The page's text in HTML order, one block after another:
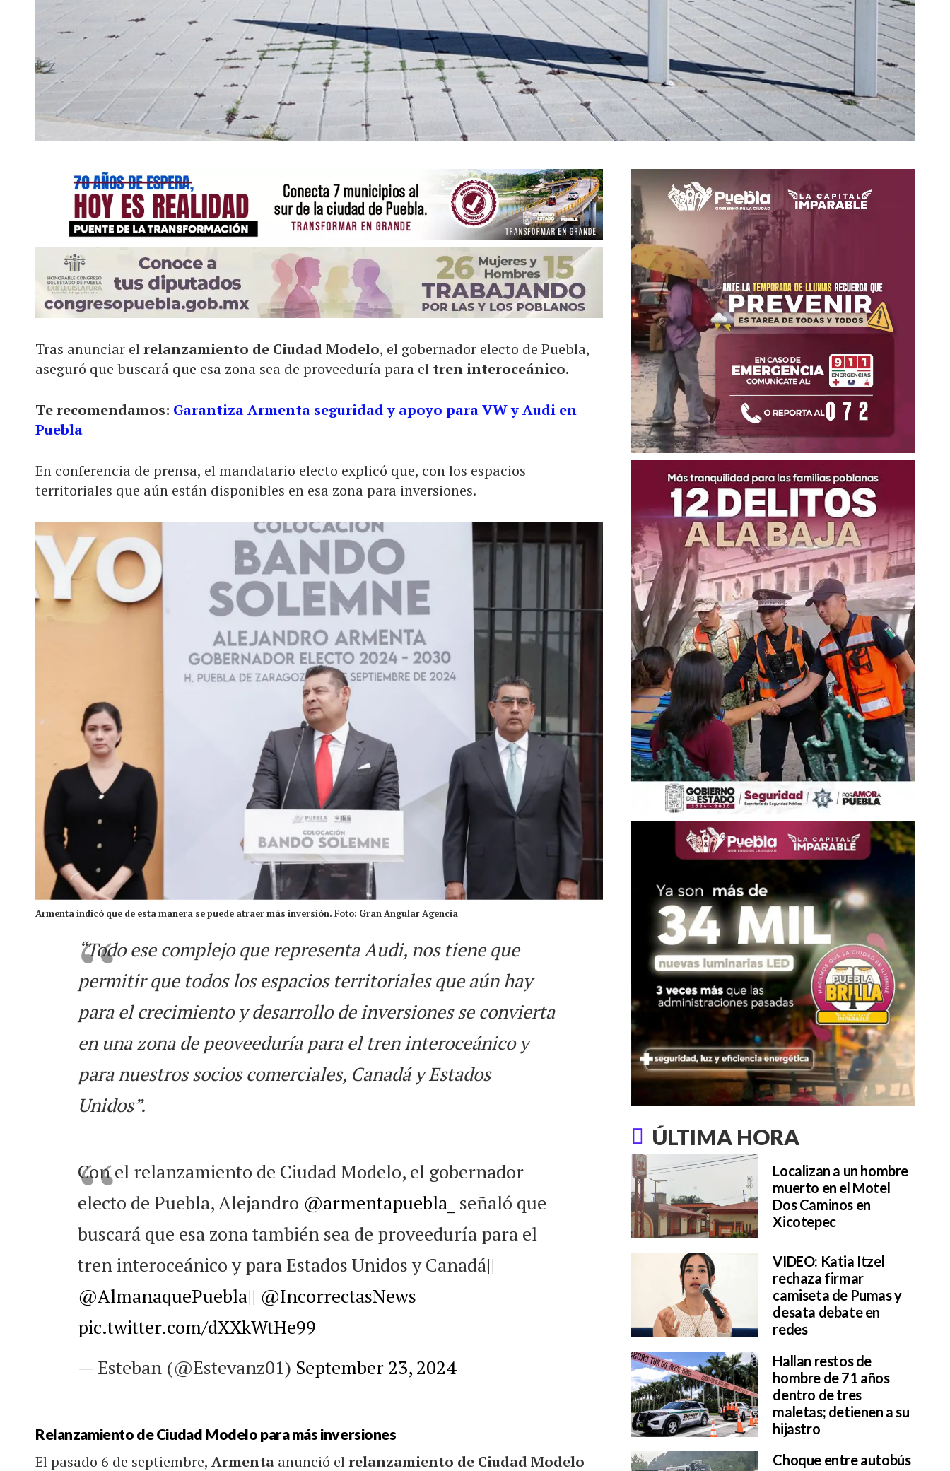
Tras anunciar elrelanzamiento de Ciudad Modelo, el gobernador electo de Puebla,
aseguró que buscará que esa zona sea de proveeduría para el tren interoceánico.
Te recomendamos: Garantiza Armenta seguridad y apoyo para VW y Audi en
Puebla
En conferencia de prensa, el mandatario electo explicó que, con los espacios
territoriales que aún están disponibles en esa zona para inversiones.
Armenta indicó que de esta manera se puede atraer más inversión. Foto: Gran Angular Agencia
“Todo ese complejo que representa Audi, nos tiene que
permitir que todos los espacios territoriales que aún hay
para el crecimiento y desarrollo de inversiones se convierta
en una zona de peoveeduría para el tren interoceánico y
para nuestros socios comerciales, Canadá y Estados
Unidos”.
Con el relanzamiento de Ciudad Modelo, el gobernador
electo de Puebla, Alejandro @armentapuebla_ señaló que
buscará que esa zona también sea de proveeduría para el
tren interoceánico y para Estados Unidos y Canadá||
@AlmanaquePuebla|| @IncorrectasNews
pic.twitter.com/dXXkWtHe99
— Esteban (@Estevanz01) September 23, 2024
Relanzamiento de Ciudad Modelo para más inversiones
El pasado 6 de septiembre, Armenta anunció elrelanzamiento de Ciudad Modelo
ÚLTIMA HORA
Localizan a un hombre
muerto en el Motel
Dos Caminos en
Xicotepec
VIDEO: Katia Itzel
rechaza firmar
camiseta de Pumas y
desata debate en
redes
Hallan restos de
hombre de 71 años
dentro de tres
maletas; detienen a su
hijastro
Choque entre autobús